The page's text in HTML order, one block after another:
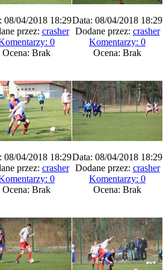
08/04/2018 18:29
przez: crasher
0
Ocena: Brak
Data: 08/04/2018 18:29
Dodane przez: crasher
Komentarzy: 0
Ocena: Brak
08/04/2018 18:29
przez: crasher
0
Ocena: Brak
Data: 08/04/2018 18:29
Dodane przez: crasher
Komentarzy: 0
Ocena: Brak